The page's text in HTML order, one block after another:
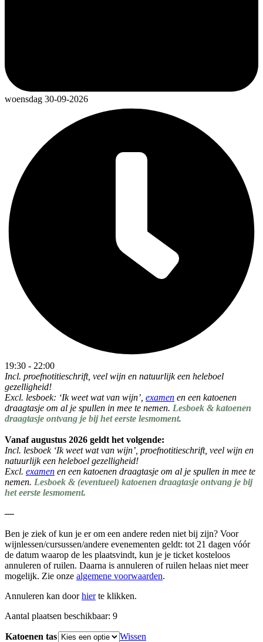
woensdag 30-09-2026
19:30 - 22:00
Incl. proefnotitieschrift, veel wijn en natuurlijk een heleboel
gezelligheid!
Excl. lesboek: ‘Ik weet wat van wijn’, examen en een katoenen
draagtasje om al je spullen in mee te nemen. Lesboek & katoenen
draagtasje ontvang je bij het eerste lesmoment.
Vanaf augustus 2026 geldt het volgende:
Incl. lesboek ‘Ik weet wat van wijn’, proefnotitieschrift, veel wijn en
natuurlijk een heleboel gezelligheid!
Excl. examen en een katoenen draagtasje om al je spullen in mee te
nemen. Lesboek & (eventueel) katoenen draagtasje ontvang je bij
het eerste lesmoment.
—
Ben je ziek of kun je er om een andere reden niet bij zijn? Voor
wijnlessen/cursussen/andere evenementen geldt: tot 21 dagen vóór
de datum waarop de les plaatsvindt, kun je je ticket kosteloos
annuleren of ruilen. Daarna is annuleren of ruilen helaas niet meer
mogelijk. Zie onze algemene voorwaarden.
Annuleren kan doorhierte klikken.
Aantal plaatsen beschikbaar: 9
Katoenen tas
Wissen